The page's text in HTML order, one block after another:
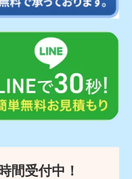
間受付中！